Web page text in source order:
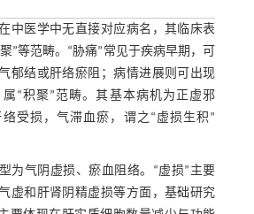
中医学中无直接对应病名，其临床表
”等范畴。“胁痛”常见于疾病早期，可
郁结或肝络瘀阻；病情进展则可出现
“积聚”范畴。其基本病机为正虚邪
受损，气滞血瘀，谓之“虚损生积”
为气阴虚损、瘀血阻络。“虚损”主要
虚和肝肾阴精虚损等方面，基础研究